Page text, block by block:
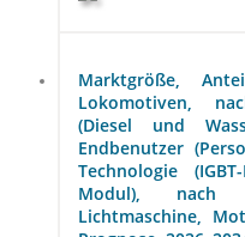
Marktgröße,
Lokomotiven,
(Diesel und
Endbenutzer
Technologie
Modul), nach
Lichtmaschine,